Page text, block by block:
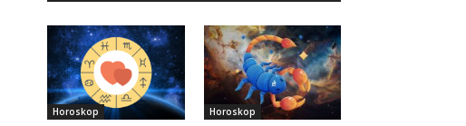
Horoskop Horoskop